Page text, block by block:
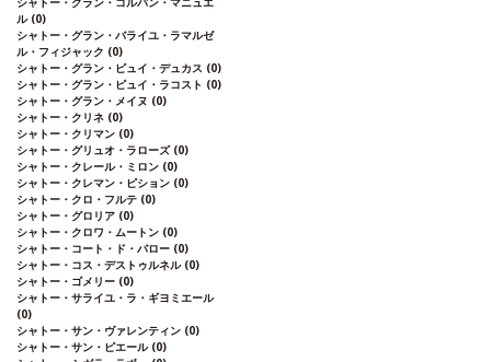
ル (0)
シャトー・グラン・バライユ・ラマルゼ
ル・フィジャック (0)
シャトー・グラン・ピュイ・デュカス (0)
シャトー・グラン・ピュイ・ラコスト (0)
シャトー・グラン・メイヌ (0)
シャトー・クリネ (0)
シャトー・クリマン (0)
シャトー・グリュオ・ラローズ (0)
シャトー・クレール・ミロン (0)
シャトー・クレマン・ピション (0)
シャトー・クロ・フルテ (0)
シャトー・グロリア (0)
シャトー・クロワ・ムートン (0)
シャトー・コート・ド・バロー (0)
シャトー・コス・デストゥルネル (0)
シャトー・ゴメリー (0)
シャトー・サライユ・ラ・ギヨミエール
(0)
シャトー・サン・ヴァレンティン (0)
シャトー・サン・ピエール (0)